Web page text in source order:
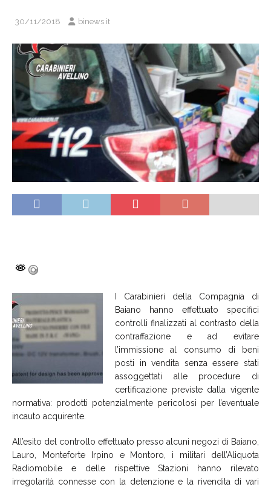
30/11/2018 binews.it
I Carabinieri della Compagnia di
Baiano hanno effettuato specifici
controlli finalizzati al contrasto della
contraffazione e ad evitare
l’immissione al consumo di beni
posti in vendita senza essere stati
assoggettati alle procedure di
certificazione previste dalla vigente
normativa: prodotti potenzialmente pericolosi per l’eventuale
incauto acquirente.
All’esito del controllo effettuato presso alcuni negozi di Baiano,
Lauro, Monteforte Irpino e Montoro, i militari dell’Aliquota
Radiomobile e delle rispettive Stazioni hanno rilevato
irregolarità connesse con la detenzione e la rivendita di vari